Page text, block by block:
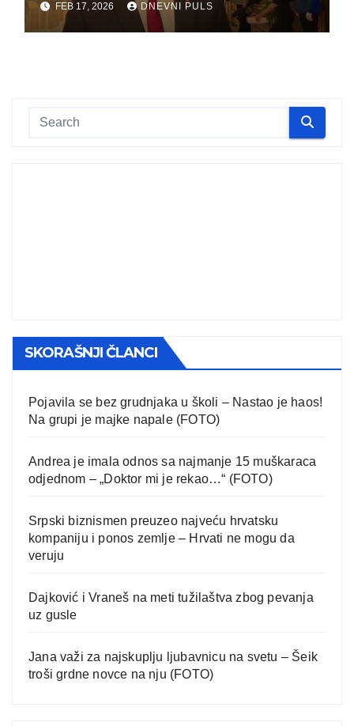
FEB 17, 2026 DNEVNI PULS
SKORAŠNJI ČLANCI
Pojavila se bez grudnjaka u školi – Nastao je haos!
Na grupi je majke napale (FOTO)
Andrea je imala odnos sa najmanje 15 muškaraca
odjednom – „Doktor mi je rekao…“ (FOTO)
Srpski biznismen preuzeo najveću hrvatsku
kompaniju i ponos zemlje – Hrvati ne mogu da
veruju
Dajković i Vraneš na meti tužilaštva zbog pevanja
uz gusle
Jana važi za najskuplju ljubavnicu na svetu – Šeik
troši grdne novce na nju (FOTO)